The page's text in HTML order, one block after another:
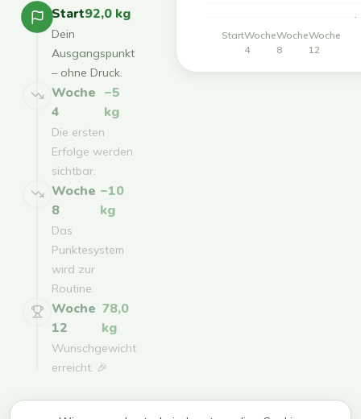
Start92,0 kg
Dein
Ausgangspunkt
– ohne Druck.
Woche
4
−5
kg
Die ersten
Erfolge werden
sichtbar.
Woche
8
−10
kg
Das
Punktesystem
wird zur
Routine.
Woche
12
78,0
kg
Wunschgewicht
erreicht. 🎉
StartWoche
4
Woche
8
Woche
12